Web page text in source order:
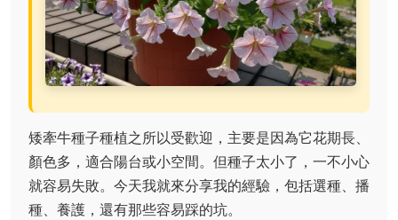
矮牽牛種子種植之所以受歡迎，主要是因為它花期長、
顏色多，適合陽台或小空間。但種子太小了，一不小心
就容易失敗。今天我就來分享我的經驗，包括選種、播
種、養護，還有那些容易踩的坑。